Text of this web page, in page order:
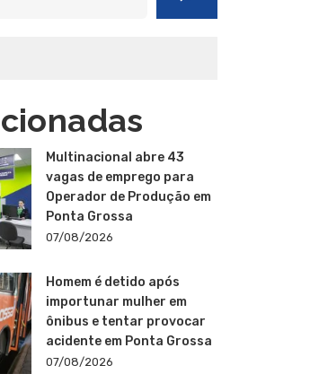
Multinacional abre 43
vagas de emprego para
Operador de Produção em
Ponta Grossa
07/08/2026
Homem é detido após
importunar mulher em
ônibus e tentar provocar
acidente em Ponta Grossa
07/08/2026